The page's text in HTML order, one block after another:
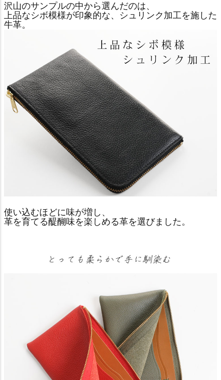
沢山のサンプルの中から選んだのは、
上品なシボ模様が印象的な、シュリンク加工を施した
牛革。
使い込むほどに味が増し、
革を育てる醍醐味を楽しめる革を選びました。